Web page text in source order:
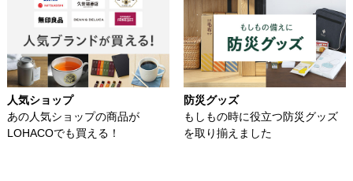
人気ショップ
あの人気ショップの商品が
LOHACOでも買える！
防災グッズ
もしもの時に役立つ防災グッズ
を取り揃えました